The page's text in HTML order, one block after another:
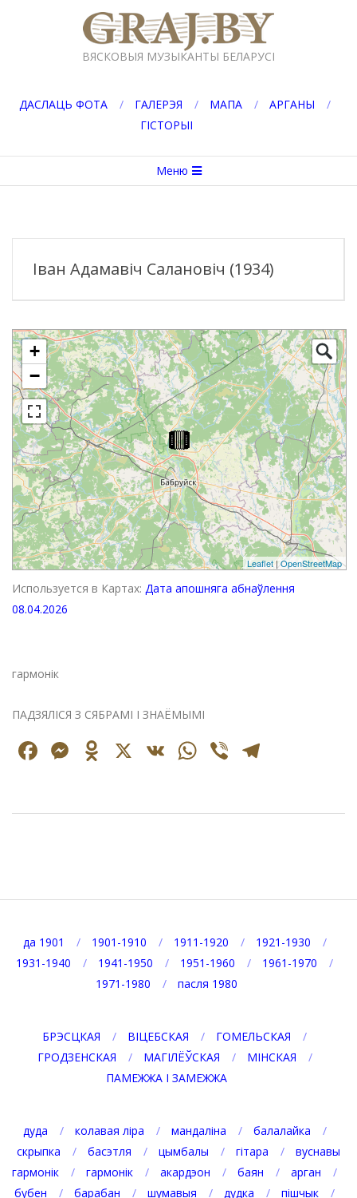
GRAJ.BY
ВЯСКОВЫЯ МУЗЫКАНТЫ БЕЛАРУСІ
ДАСЛАЦЬ ФОТА ГАЛЕРЭЯ МАПА
АРГАНЫ
ГІСТОРЫІ
меню
Меню
Іван Адамавіч Салановіч (1934)
+
−
Leaflet|OpenStreetMap
Используется в Картах: Дата апошняга абнаўлення
08.04.2026
гармонік
ПАДЗЯЛІСЯ З СЯБРАМІ І ЗНАЁМЫМІ
Facebook
Messenger
Odnoklassniki
X VK WhatsApp
Viber
да 1901 1901-1910 1911-1920
1921-1930
1931-1940
1941-1950 1951-1960
1961-1970
1971-1980
пасля 1980
БРЭСЦКАЯ ВІЦЕБСКАЯ
ГОМЕЛЬСКАЯ
ГРОДЗЕНСКАЯ
МАГІЛЁЎСКАЯ
МІНСКАЯ
ПАМЕЖЖА І ЗАМЕЖЖА
дуда колавая ліра мандаліна
балалайка
скрыпка
басэтля цымбалы гітара
вуснавы
гармонік
гармонік акардэон баян
арган
бубен
барабан шумавыя дудка
пішчык